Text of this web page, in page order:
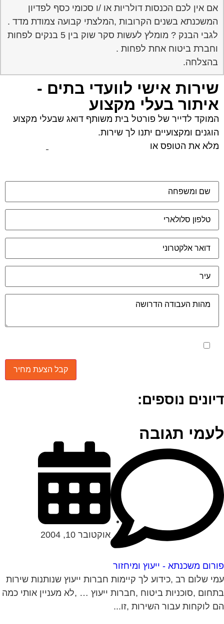
אם אין לכם הכנסות דולריות או /ו סכומי כסף לפדיון
המשכנתא בשנים הקרובות ,המלצתי קבועה צמודת מדד .
לגבי הבנק ? מומלץ לעשות סקר שוק בין 5 בנקים לפחות
וחברת ביטוח אחת לפחות .
בהצלחה.
שירות אישי לוועדי בתים -
איתור בעלי מקצוע
המוקד לדייר של פורטל בית משותף דואג שבעלי מקצוע
הוגנים ומקצועיים יתנו לך שירות.
מלא את הטופס אולחץ לשליחת הודעת ווצאפ
מאשר את תנאי הפרטיות
נוספים:
תגובה
משכנתא - ייעוץ ומיחזור
אוקטובר 10, 2004
שלום רב ,כידוע לך קיימות חברות ייעוץ שנותנות שירות
,סוכניות ביטוח ,חברות ייעוץ … ,לא מעניין אותי כמה
לוקחות עבור השירות ,זו...